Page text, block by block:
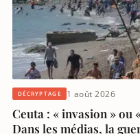
DÉCRYPTAGE 1 août 2026
Ceuta : « invasion » ou
Dans les médias, la